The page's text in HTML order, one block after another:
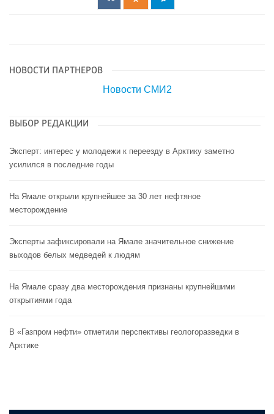
НОВОСТИ ПАРТНЕРОВ
Новости СМИ2
ВЫБОР РЕДАКЦИИ
Эксперт: интерес у молодежи к переезду в Арктику заметно
усилился в последние годы
На Ямале открыли крупнейшее за 30 лет нефтяное
месторождение
Эксперты зафиксировали на Ямале значительное снижение
выходов белых медведей к людям
На Ямале сразу два месторождения признаны крупнейшими
открытиями года
В «Газпром нефти» отметили перспективы геологоразведки в
Арктике